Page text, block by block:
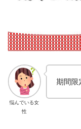
悩んでいる女
性
期間限